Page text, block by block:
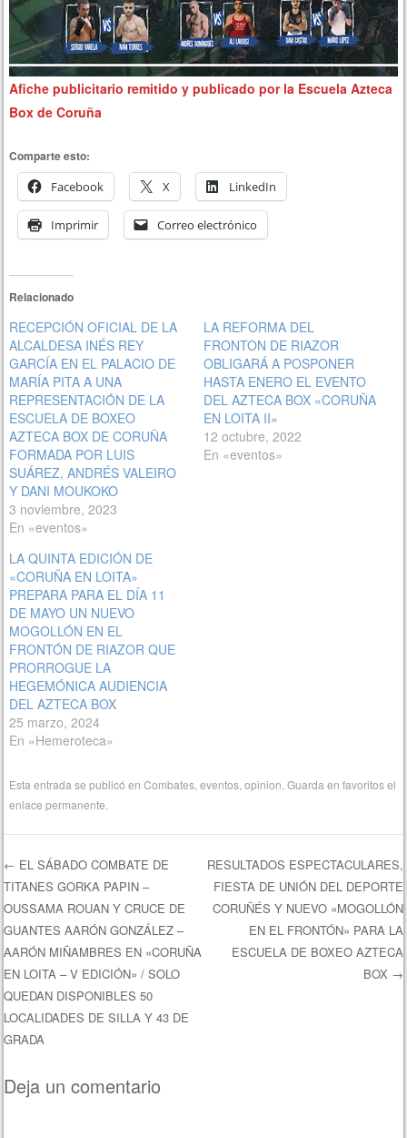
Afiche publicitario remitido y publicado por la Escuela Azteca
Box de Coruña
Comparte esto:
Facebook
X LinkedIn
Imprimir Correo electrónico
Relacionado
RECEPCIÓN OFICIAL DE LA
ALCALDESA INÉS REY
GARCÍA EN EL PALACIO DE
MARÍA PITA A UNA
REPRESENTACIÓN DE LA
ESCUELA DE BOXEO
AZTECA BOX DE CORUÑA
FORMADA POR LUIS
SUÁREZ, ANDRÉS VALEIRO
Y DANI MOUKOKO
3 noviembre, 2023
En «eventos»
LA REFORMA DEL
FRONTON DE RIAZOR
OBLIGARÁ A POSPONER
HASTA ENERO EL EVENTO
DEL AZTECA BOX «CORUÑA
EN LOITA II»
12 octubre, 2022
En «eventos»
LA QUINTA EDICIÓN DE
«CORUÑA EN LOITA»
PREPARA PARA EL DÍA 11
DE MAYO UN NUEVO
MOGOLLÓN EN EL
FRONTÓN DE RIAZOR QUE
PRORROGUE LA
HEGEMÓNICA AUDIENCIA
DEL AZTECA BOX
25 marzo, 2024
En «Hemeroteca»
Esta entrada se publicó enCombates,eventos,opinion. Guarda en favoritos el
enlace permanente.
Navegación de entradas
← EL SÁBADO COMBATE DE
TITANES GORKA PAPIN –
OUSSAMA ROUAN Y CRUCE DE
GUANTES AARÓN GONZÁLEZ –
AARÓN MIÑAMBRES EN «CORUÑA
EN LOITA – V EDICIÓN» / SOLO
QUEDAN DISPONIBLES 50
LOCALIDADES DE SILLA Y 43 DE
GRADA
RESULTADOS ESPECTACULARES,
FIESTA DE UNIÓN DEL DEPORTE
CORUÑÉS Y NUEVO «MOGOLLÓN
EN EL FRONTÓN» PARA LA
ESCUELA DE BOXEO AZTECA
BOX →
Deja un comentario